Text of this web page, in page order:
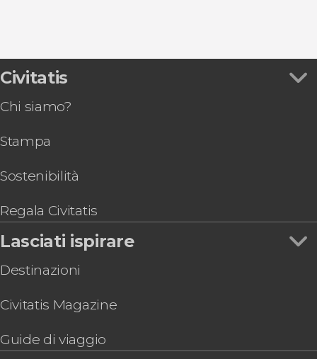
9,3


48.766 opinioni
Civitatis
Chi siamo?
Stampa
Sostenibilità
Regala Civitatis
Lasciati ispirare
Destinazioni
Civitatis Magazine
Guide di viaggio